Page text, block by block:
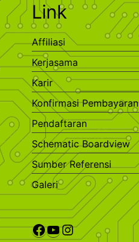
Link
Affiliasi
Kerjasama
Karir
Konfirmasi Pembayaran
Pendaftaran
Schematic Boardview
Sumber Referensi
Galeri